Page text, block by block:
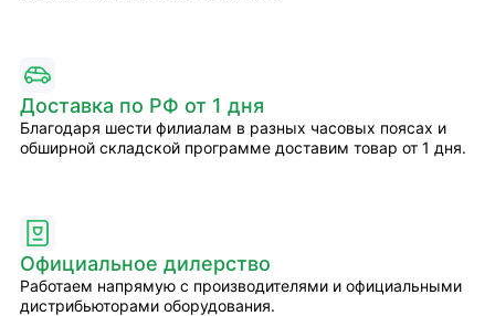
Доставка по РФ от 1 дня
Благодаря шести филиалам в разных часовых поясах и
обширной складской программе доставим товар от 1 дня.
Официальное дилерство
Работаем напрямую с производителями и официальными
дистрибьюторами оборудования.